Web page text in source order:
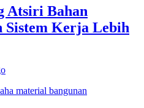
Atsiri Bahan
Sistem Kerja Lebih